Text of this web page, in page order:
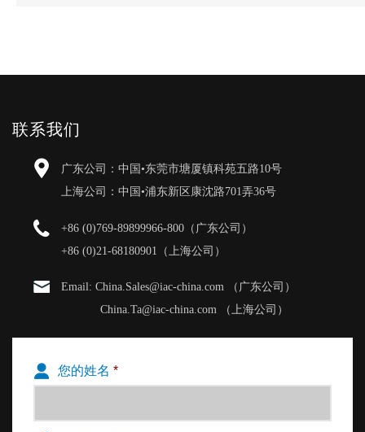
但只要声源尽可能靠近反射面，当H”R(H为声辐射面
距离的变化规律与全消声室相同，只是接收到的声压
值是自由场中的两倍。与全消声室相比，成本低，使
1，自由场空间
消声室的主要功能是为声学测试提供自由场空间
或半自由场空间。自由场是指声波在无限空间中传播
传播到360°全方位的角度。半自由场空间是指自由空
间有全反射面，声波只能在180°半球内自由传播。混
联系我们
广东公司：中国•东莞市塘厦镇科苑五路10号
上海公司：中国•浦东新区康沈路701弄36号
+86 (0)769-89899966-800（广东公司）
+86 (0)21-68180901（上海公司）
Email: China.Sales@iac-china.com （广东公司）
China.Ta@iac-china.com （上海公司）
您的姓名 *